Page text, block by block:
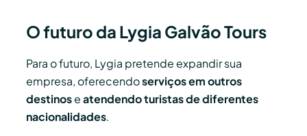
O futuro da Lygia Galvão Tours
Para o futuro, Lygia pretende expandir sua
empresa, oferecendoserviços em outros
destinoseatendendo turistas de diferentes
nacionalidades.